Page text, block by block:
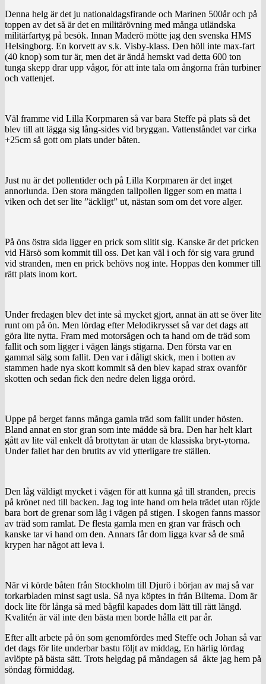
Denna helg är det ju nationaldagsfirande och Marinen 500år och på
toppen av det så är det en militärövning med många utländska
militärfartyg på besök. Innan Maderö mötte jag den svenska HMS
Helsingborg. En korvett av s.k. Visby-klass. Den höll inte max-fart
(40 knop) som tur är, men det är ändå hemskt vad detta 600 ton
tunga skepp drar upp vågor, för att inte tala om ångorna från turbiner
och vattenjet.
Väl framme vid Lilla Korpmaren så var bara Steffe på plats så det
blev till att lägga sig lång-sides vid bryggan. Vattenståndet var cirka
+25cm så gott om plats under båten.
Just nu är det pollentider och på Lilla Korpmaren är det inget
annorlunda. Den stora mängden tallpollen ligger som en matta i
viken och det ser lite ”äckligt” ut, nästan som om det vore alger.
På öns östra sida ligger en prick som slitit sig. Kanske är det pricken
vid Härsö som kommit till oss. Det kan väl i och för sig vara grund
vid stranden, men en prick behövs nog inte. Hoppas den kommer till
rätt plats inom kort.
Under fredagen blev det inte så mycket gjort, annat än att se över lite
runt om på ön. Men lördag efter Melodikrysset så var det dags att
göra lite nytta. Fram med motorsågen och ta hand om de träd som
fallit och som ligger i vägen längs stigarna. Den första var en
gammal sälg som fallit. Den var i dåligt skick, men i botten av
stammen hade nya skott kommit så den blev kapad strax ovanför
skotten och sedan fick den nedre delen ligga orörd.
Uppe på berget fanns många gamla träd som fallit under hösten.
Bland annat en stor gran som inte mådde så bra. Den har helt klart
gått av lite väl enkelt då brottytan är utan de klassiska bryt-ytorna.
Under fallet har den brutits av vid ytterligare tre ställen.
Den låg väldigt mycket i vägen för att kunna gå till stranden, precis
på krönet ned till backen. Jag tog inte hand om hela trädet utan röjde
bara bort de grenar som låg i vägen på stigen. I skogen fanns massor
av träd som ramlat. De flesta gamla men en gran var fräsch och
kanske tar vi hand om den. Annars får dom ligga kvar så de små
krypen har något att leva i.
När vi körde båten från Stockholm till Djurö i början av maj så var
torkarbladen minst sagt usla. Så nya köptes in från Biltema. Dom är
dock lite för långa så med bågfil kapades dom lätt till rätt längd.
Kvalitén är väl inte den bästa men borde hålla ett par år.
Efter allt arbete på ön som genomfördes med Steffe och Johan så var
det dags för lite underbar bastu följt av middag, En härlig lördag
avlöpte på bästa sätt. Trots helgdag på måndagen så åkte jag hem på
söndag förmiddag.